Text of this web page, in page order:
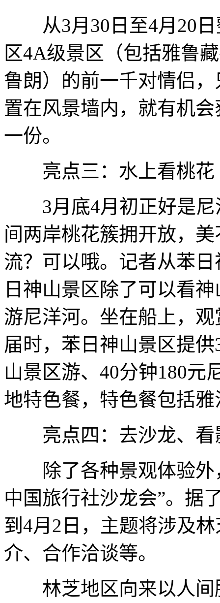
从3月30日至4月20日
区4A级景区（包括雅鲁
鲁朗）的前一千对情侣
置在风景墙内，就有机
一份。
亮点三：水上看桃花
3月底4月初正好是尼
间两岸桃花簇拥开放，
流？可以哦。记者从苯
日神山景区除了可以看
游尼洋河。坐在船上，
届时，苯日神山景区提
山景区游、40分钟180元
地特色餐，特色餐包括
亮点四：去沙龙、看
除了各种景观体验外
中国旅行社沙龙会”。据
到4月2日，主题将涉及
介、合作洽谈等。
林芝地区向来以人间